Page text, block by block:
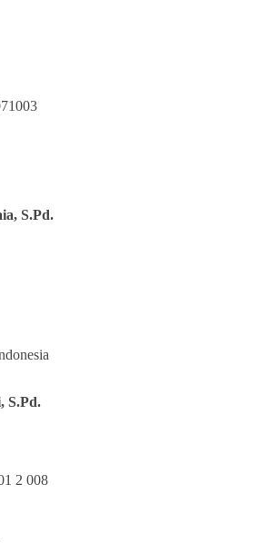
S.Pd.
S.Pd.
2 008